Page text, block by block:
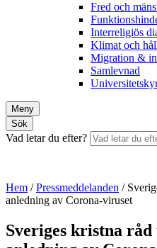
Fred och
Interreligiös
Klimat och
Migration &
Samlevnad
Meny
Sök
Vad letar du efter?
Hem /Pressmeddelanden /
anledning av Corona-viruset
Sveriges kristna